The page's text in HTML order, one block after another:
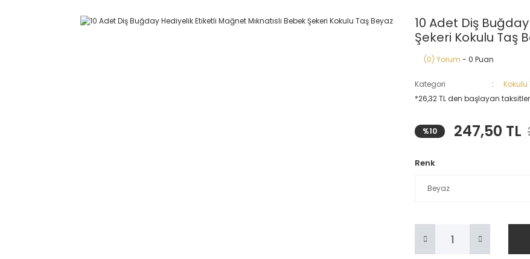
10 Adet Diş
Şekeri Kokulu Taş
(0) Yorum - 0 Puan
Kategori
Kokulu
*26,32 TL den başlayan
%10 247,50 TL
Renk